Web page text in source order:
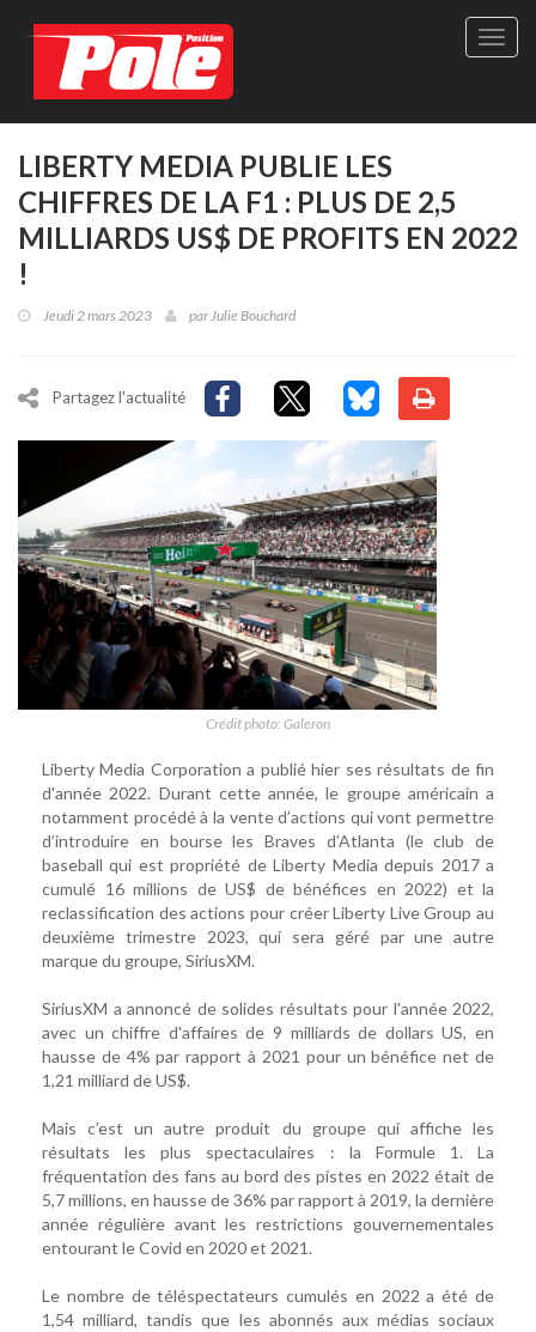
Site
seul
LIBERTY MEDIA PUBLIE LES
CHIFFRES DE LA F1 : PLUS DE 2,5
MILLIARDS US$ DE PROFITS EN 2022
!
Jeudi 2 mars 2023 parJulie Bouchard
Partagez l'actualité
Crédit photo: Galeron
Liberty Media Corporation a publié hier ses résultats de fin
d'année 2022. Durant cette année, le groupe américain a
notamment procédé à la vente d’actions qui vont permettre
d’introduire en bourse les Braves d’Atlanta (le club de
baseball qui est propriété de Liberty Media depuis 2017 a
cumulé 16 millions de US$ de bénéfices en 2022) et la
reclassification des actions pour créer Liberty Live Group au
deuxième trimestre 2023, qui sera géré par une autre
marque du groupe, SiriusXM.
SiriusXM a annoncé de solides résultats pour l'année 2022,
avec un chiffre d'affaires de 9 milliards de dollars US, en
hausse de 4% par rapport à 2021 pour un bénéfice net de
1,21 milliard de US$.
Mais c’est un autre produit du groupe qui affiche les
résultats les plus spectaculaires : la Formule 1. La
fréquentation des fans au bord des pistes en 2022 était de
5,7 millions, en hausse de 36% par rapport à 2019, la dernière
année régulière avant les restrictions gouvernementales
entourant le Covid en 2020 et 2021.
Le nombre de téléspectateurs cumulés en 2022 a été de
1,54 milliard, tandis que les abonnés aux médias sociaux